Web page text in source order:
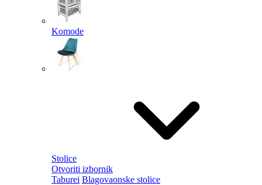
Komode
Stolice
Otvoriti izbornik
Taburei Blagovaonske stolice